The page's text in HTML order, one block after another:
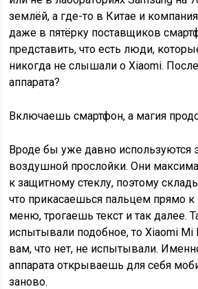
землёй, а где-то в Китае и
даже в пятёрку поставщиков
представить, что есть люди,
никогда не слышали о Xiaomi. После
аппарата?
Включаешь смартфон, а магия
Вроде бы уже давно используются
воздушной прослойки. Они
к защитному стеклу, поэтому
что прикасаешься пальцем прямо
меню, трогаешь текст и так далее.
испытывали подобное, то Xiaomi Mi
вам, что нет, не испытывали.
аппарата открываешь для себя
заново.